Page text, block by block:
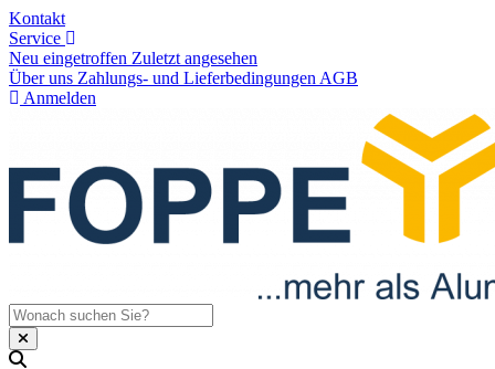
Kontakt
Service
Neu eingetroffen Zuletzt angesehen
Über uns Zahlungs- und Lieferbedingungen AGB
Anmelden